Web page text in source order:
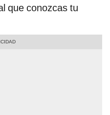
que conozcas tu